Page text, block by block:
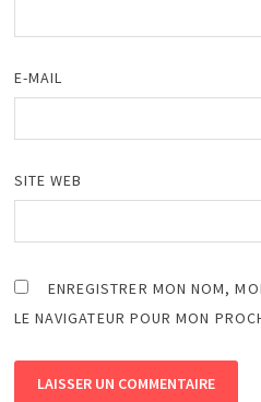
E-MAIL
SITE WEB
ENREGISTRER MON NOM,
LE NAVIGATEUR POUR MON